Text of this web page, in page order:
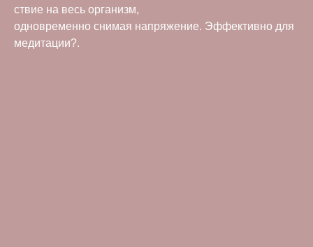
ствие на весь организм,
одновременно снимая напряжение. Эффективно для
медитации?.